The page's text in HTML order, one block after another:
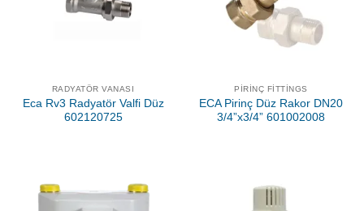
RADYATÖR VANASI
Eca Rv3 Radyatör Valfi Düz
602120725
PIRINÇ FITTINGS
ECA Pirinç Düz Rakor DN20
3/4”x3/4” 601002008